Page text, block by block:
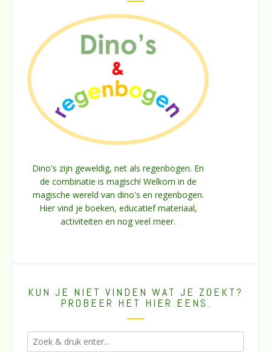
Dino's zijn geweldig, net als regenbogen. En
de combinatie is magisch! Welkom in de
magische wereld van dino's en regenbogen.
Hier vind je boeken, educatief materiaal,
activiteiten en nog veel meer.
KUN JE NIET VINDEN WAT JE ZOEKT?
PROBEER HET HIER EENS.